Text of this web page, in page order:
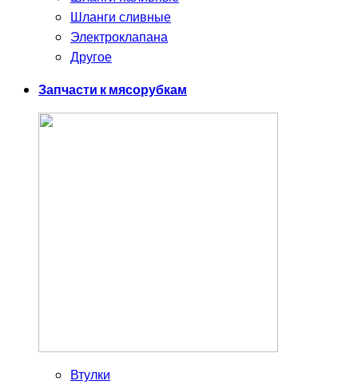
Шланги сливные
Электроклапана
Другое
Запчасти к мясорубкам
Втулки